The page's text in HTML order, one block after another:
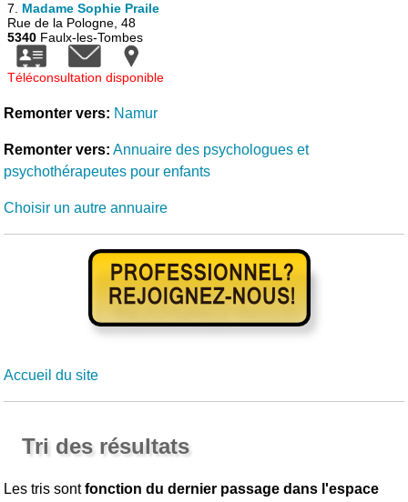
7. Madame Sophie Praile
Rue de la Pologne, 48
5340 Faulx-les-Tombes
Téléconsultation disponible
Remonter vers: Namur
Remonter vers: Annuaire des psychologues et
psychothérapeutes pour enfants
Choisir un autre annuaire
Accueil du site
Tri des résultats
Les tris sontfonction du dernier passage dans l'espace